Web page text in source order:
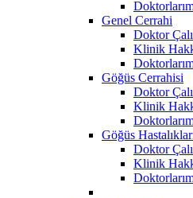
Genel Cerrahi
Doktor
Klinik
Göğüs Cerrahisi
Doktor
Klinik
Göğüs
Doktor
Klinik